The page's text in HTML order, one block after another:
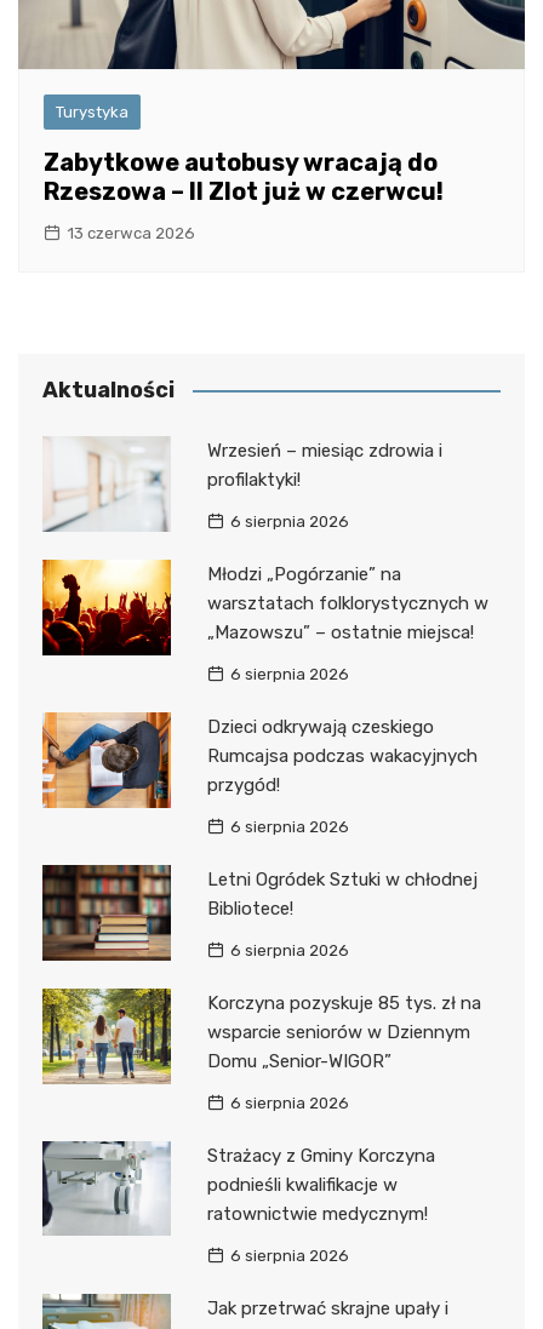
Turystyka
Zabytkowe autobusy wracają do
Rzeszowa – II Zlot już w czerwcu!
13 czerwca 2026
Aktualności
Wrzesień – miesiąc zdrowia i
profilaktyki!
6 sierpnia 2026
Młodzi „Pogórzanie” na
warsztatach folklorystycznych w
„Mazowszu” – ostatnie miejsca!
6 sierpnia 2026
Dzieci odkrywają czeskiego
Rumcajsa podczas wakacyjnych
przygód!
6 sierpnia 2026
Letni Ogródek Sztuki w chłodnej
Bibliotece!
6 sierpnia 2026
Korczyna pozyskuje 85 tys. zł na
wsparcie seniorów w Dziennym
Domu „Senior-WIGOR”
6 sierpnia 2026
Strażacy z Gminy Korczyna
podnieśli kwalifikacje w
ratownictwie medycznym!
6 sierpnia 2026
Jak przetrwać skrajne upały i